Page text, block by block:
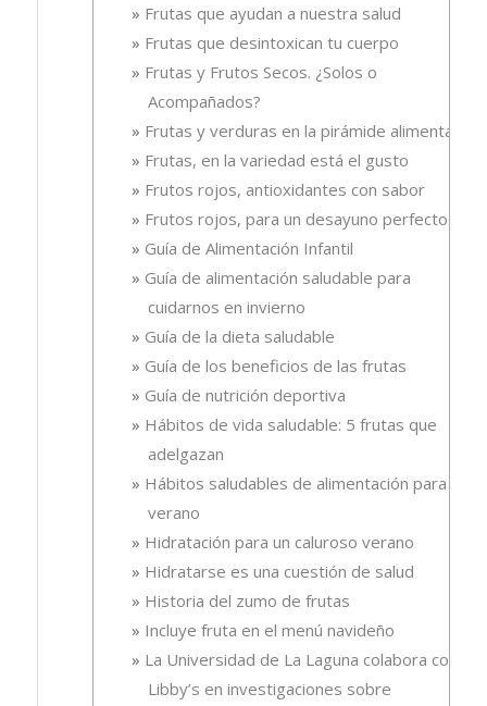
Frutas que ayudan a nuestra salud
Frutas que desintoxican tu cuerpo
Frutas y Frutos Secos. ¿Solos o
Acompañados?
Frutas y verduras en la pirámide alimentaria
Frutas, en la variedad está el gusto
Frutos rojos, antioxidantes con sabor
Frutos rojos, para un desayuno perfecto
Guía de Alimentación Infantil
Guía de alimentación saludable para
cuidarnos en invierno
Guía de la dieta saludable
Guía de los beneficios de las frutas
Guía de nutrición deportiva
Hábitos de vida saludable: 5 frutas que
adelgazan
Hábitos saludables de alimentación para el
verano
Hidratación para un caluroso verano
Hidratarse es una cuestión de salud
Historia del zumo de frutas
Incluye fruta en el menú navideño
La Universidad de La Laguna colabora con
Libby’s en investigaciones sobre